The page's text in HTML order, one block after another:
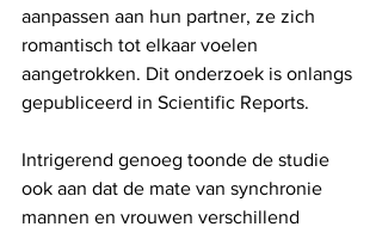
aanpassen aan hun partner, ze zich
romantisch tot elkaar voelen
aangetrokken. Dit onderzoek is onlangs
gepubliceerd in Scientific Reports.
Intrigerend genoeg toonde de studie
ook aan dat de mate van synchronie
mannen en vrouwen verschillend